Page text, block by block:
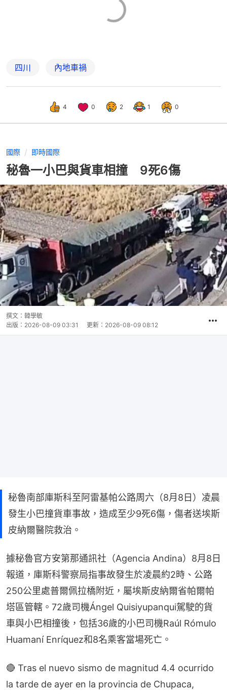
四川 內地車禍
4 0 2 1 0
國際 即時國際
秘魯一小巴與貨車相撞 9死6傷
撰文： 韓學敏
出版： 2026-08-09 03:31 更新： 2026-08-09 08:12
秘魯南部庫斯科至阿雷基帕公路周六（8月8日）凌晨
發生小巴撞貨車事故，造成至少9死6傷，傷者送埃斯
皮納爾醫院救治。
據秘魯官方安第那通訊社（Agencia Andina）8月8日
報道，庫斯科警察局指事故發生於凌晨約2時、公路
250公里處普爾佩拉橋附近，屬埃斯皮納爾省帕爾帕
塔區管轄。72歲司機Ángel Quisiyupanqui駕駛的貨
車與小巴相撞後，包括36歲的小巴司機Raúl Rómulo
Huamaní Enríquez和8名乘客當場死亡。
🔴 Tras el nuevo sismo de magnitud 4.4 ocurrido
la tarde de ayer en la provincia de Chupaca,